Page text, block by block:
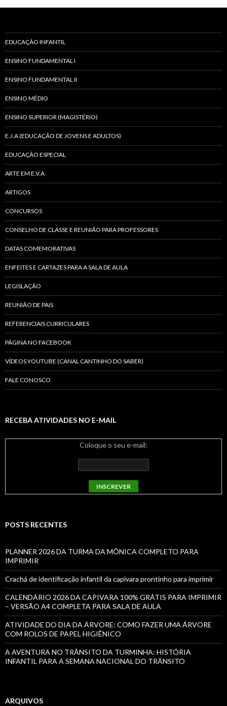
EDUCAÇÃO INFANTIL
ENSINO FUNDAMENTAL I
ENSINO FUNDAMENTAL II
ENSINO MÉDIO
ENSINO SUPERIOR (MAGISTÉRIO)
E.J.A (EDUCAÇÃO DE JOVENS E ADULTOS)
EDUCAÇÃO ESPECIAL
ARTE EM E.V.A
ARTIGOS
CONCURSOS
CONSELHO DE CLASSE E REUNIÃO PARA PROFESSORES
DATAS COMEMORATIVAS
ENFEITES E CARTAZES PARA A SALA DE AULA
LEGISLAÇÃO
REUNIÃO DE PAIS
REFERENCIAIS CURRICULARES
PÁGINA NO FACEBOOK
VÍDEOS YOUTUBE (CANAL CANTINHO DO SABER)
FALE CONOSCO
RECEBA ATIVIDADES NO E-MAIL
Coloque o seu e-mail:
POSTS RECENTES
PLANNER 2026 DA TURMA DA MÔNICA COMPLETO PARA
IMPRIMIR
Crachá de identificação infantil da capivara prontinho para imprimir
CALENDÁRIO 2026 DA CAPIVARA 100% GRÁTIS PARA IMPRIMIR
– VERSÃO A4 COMPLETA PARA SALA DE AULA
ATIVIDADE DO DIA DA ÁRVORE: COMO FAZER UMA ÁRVORE
COM ROLOS DE PAPEL HIGIÊNICO
A AVENTURA NO TRÂNSITO DA TURMINHA: HISTÓRIA
INFANTIL PARA A SEMANA NACIONAL DO TRÂNSITO
ARQUIVOS